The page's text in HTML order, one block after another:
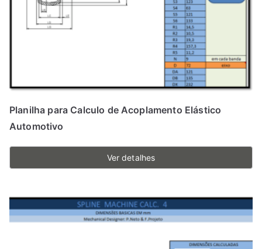
Planilha para Calculo de Acoplamento Elástico
Automotivo
Ver detalhes